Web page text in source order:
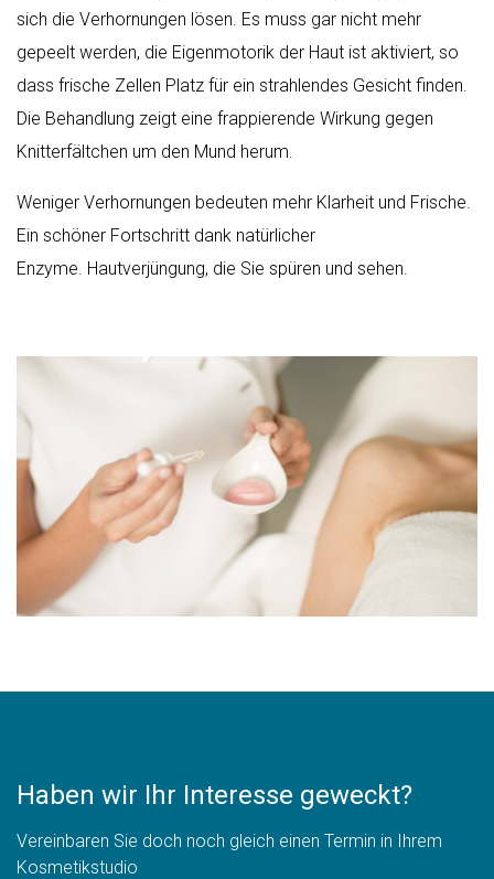
sich die Verhornungen lösen. Es muss gar nicht mehr
gepeelt werden, die Eigenmotorik der Haut ist aktiviert, so
dass frische Zellen Platz für ein strahlendes Gesicht finden.
Die Behandlung zeigt eine frappierende Wirkung gegen
Knitterfältchen um den Mund herum.
Weniger Verhornungen bedeuten mehr Klarheit und Frische.
Ein schöner Fortschritt dank natürlicher
Enzyme. Hautverjüngung, die Sie spüren und sehen.
Haben wir Ihr Interesse geweckt?
Vereinbaren Sie doch noch gleich einen Termin in Ihrem
Kosmetikstudio